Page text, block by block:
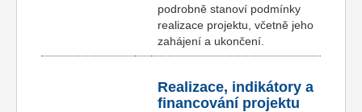
podrobně stanoví podmínky
realizace projektu, včetně jeho
zahájení a ukončení.
Realizace, indikátory a
financování projektu